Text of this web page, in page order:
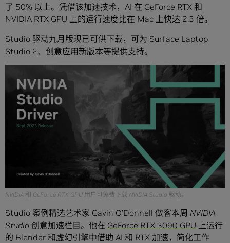
了 50% 以上。凭借该加速技术，AI 在 GeForce RTX 和
NVIDIA RTX GPU 上的运行速度比在 Mac 上快达 2.3 倍。
Studio 驱动九月版现已可供下载，可为 Surface Laptop
Studio 2、创意应用新版本等提供支持。
NVIDIA 和 GeForce RTX GPU 用户可免费下载 NVIDIA Studio 驱动。
Studio 案例精选艺术家 Gavin O’Donnell 做客本周 NVIDIA
Studio 创意加速栏目。他在 GeForce RTX 3090 GPU 上运行
的 Blender 和虚幻引擎中借助 AI 和 RTX 加速，简化工作